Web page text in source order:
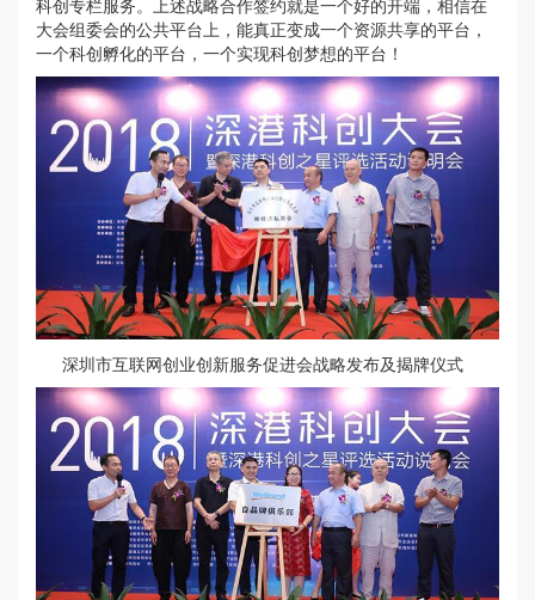
大会组委会的公共平台上，能真正变成一个资源共享的平台，
一个科创孵化的平台，一个实现科创梦想的平台！
深圳市互联网创业创新服务促进会战略发布及揭牌仪式